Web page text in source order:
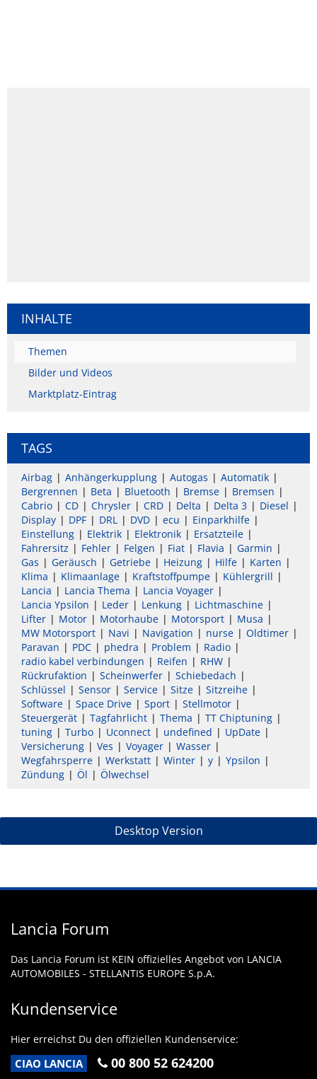
INHALTE
Themen
Bilder und Videos
Marktplatz-Eintrag
TAGS
Airbag Anhängerkupplung Autogas
Automatik
Bergrennen
Beta Bluetooth Bremse
Bremsen
Cabrio
CD Chrysler CRD Delta Delta 3
Diesel
Display
DPF DRL DVD ecu
Einparkhilfe
Einstellung
Elektrik Elektronik
Ersatzteile
Fahrersitz
Fehler Felgen Fiat Flavia
Garmin
Gas
Geräusch Getriebe Heizung Hilfe
Karten
Klima
Klimaanlage Kraftstoffpumpe
Kühlergrill
Lancia
Lancia Thema
Lancia Voyager
Lancia Ypsilon
Leder Lenkung
Lichtmaschine
Lifter
Motor Motorhaube Motorsport
Musa
MW Motorsport
Navi Navigation nurse
Oldtimer
Paravan
PDC phedra Problem
Radio
radio kabel verbindungen
Reifen
RHW
Rückrufaktion
Scheinwerfer
Schiebedach
Schlüssel
Sensor Service Sitze
Sitzreihe
Software
Space Drive Sport
Stellmotor
Steuergerät
Tagfahrlicht Thema
TT Chiptuning
tuning
Turbo Uconnect undefined
UpDate
Versicherung
Ves Voyager
Wasser
Wegfahrsperre
Werkstatt Winter y
Ypsilon
Zündung
Öl Ölwechsel
Desktop Version
Lancia Forum
Das Lancia Forum ist KEIN offizielles Angebot von LANCIA
AUTOMOBILES - STELLANTIS EUROPE S.p.A.
Kundenservice
Hier erreichst Du den offiziellen Kundenservice:
CIAO LANCIA 00 800 52 624200